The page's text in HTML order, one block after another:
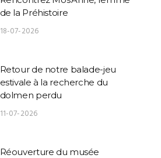
de la Préhistoire
18-07-2026
Retour de notre balade-jeu
estivale à la recherche du
dolmen perdu
11-07-2026
Réouverture du musée